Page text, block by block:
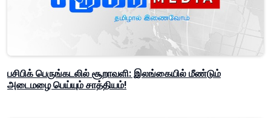
பசிபிக் பெருங்கடலில் சூறாவளி: இலங்கையில் மீண்டும்
அடைமழை பெய்யும் சாத்தியம்!